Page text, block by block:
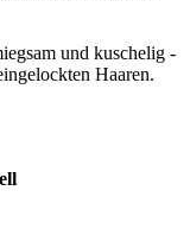
und kuschelig -
Haaren.